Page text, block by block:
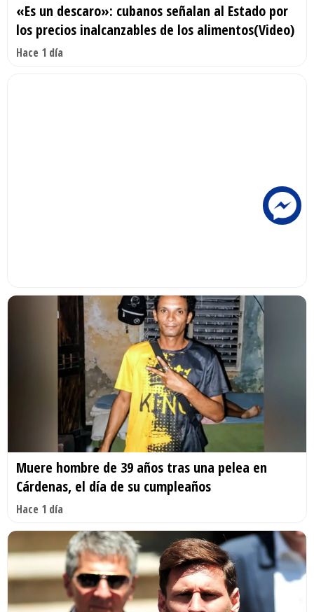
«Es un descaro»: cubanos señalan al Estado por
los precios inalcanzables de los alimentos(Video)
Hace 1 día
Muere hombre de 39 años tras una pelea en
Cárdenas, el día de su cumpleaños
Hace 1 día